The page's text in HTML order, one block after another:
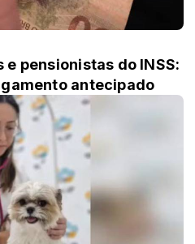
e pensionistas do INSS:
antecipado